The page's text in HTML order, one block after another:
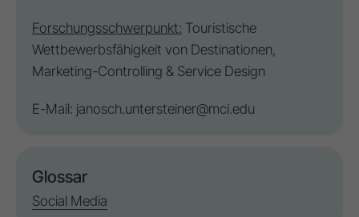
Forschungsschwerpunkt: Touristische
Wettbewerbsfähigkeit von Destinationen,
Marketing-Controlling & Service Design
E-Mail: janosch.untersteiner@mci.edu
Glossar
Social Media